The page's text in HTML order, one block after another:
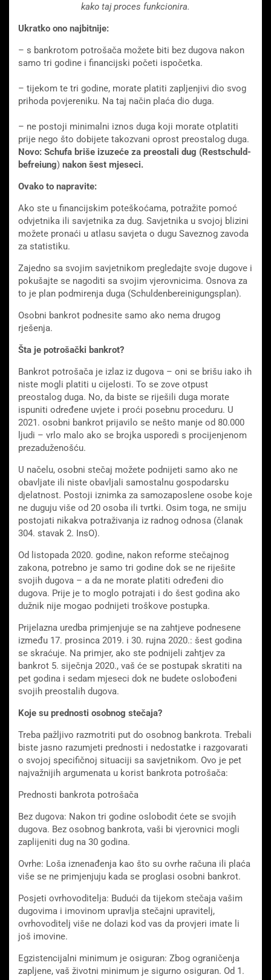
kako taj proces funkcionira.
Ukratko ono najbitnije:
– s bankrotom potrošača možete biti bez dugova nakon
samo tri godine i financijski početi ispočetka.
– tijekom te tri godine, morate platiti zapljenjivi dio svog
prihoda povjereniku. Na taj način plaća dio duga.
– ne postoji minimalni iznos duga koji morate otplatiti
prije nego što dobijete takozvani oprost preostalog duga.
Novo: Schufa briše izuzeće za preostali dug (Rest­schuld­
befreiung) nakon šest mjeseci.
Ovako to napravite:
Ako ste u financijskim poteškoćama, potražite pomoć
odvjetnika ili savjetnika za dug. Savjetnika u svojoj blizini
možete pronaći u atlasu savjeta o dugu Saveznog zavoda
za statistiku.
Zajedno sa svojim savjetnikom pregledajte svoje dugove i
pokušajte se nagoditi sa svojim vjerovnicima. Osnova za
to je plan podmirenja duga (Schuldenbereinigungsplan).
Osobni bankrot podnesite samo ako nema drugog
rješenja.
Šta je potrošački bankrot?
Bankrot potrošača je izlaz iz dugova – oni se brišu iako ih
niste mogli platiti u cijelosti. To se zove otpust
preostalog duga. No, da biste se riješili duga morate
ispuniti određene uvjete i proći posebnu proceduru. U
2021. osobni bankrot prijavilo se nešto manje od 80.000
ljudi – vrlo malo ako se brojka usporedi s procijenjenom
prezaduženošću.
U načelu, osobni stečaj možete podnijeti samo ako ne
obavljate ili niste obavljali samostalnu gospodarsku
djelatnost. Postoji iznimka za samozaposlene osobe koje
ne duguju više od 20 osoba ili tvrtki. Osim toga, ne smiju
postojati nikakva potraživanja iz radnog odnosa (članak
304. stavak 2. InsO).
Od listopada 2020. godine, nakon reforme stečajnog
zakona, potrebno je samo tri godine dok se ne riješite
svojih dugova – a da ne morate platiti određeni dio
dugova. Prije je to moglo potrajati i do šest godina ako
dužnik nije mogao podnijeti troškove postupka.
Prijelazna uredba primjenjuje se na zahtjeve podnesene
između 17. prosinca 2019. i 30. rujna 2020.: šest godina
se skraćuje. Na primjer, ako ste podnijeli zahtjev za
bankrot 5. siječnja 2020., vaš će se postupak skratiti na
pet godina i sedam mjeseci dok ne budete oslobođeni
svojih preostalih dugova.
Koje su prednosti osobnog stečaja?
Treba pažljivo razmotriti put do osobnog bankrota. Trebali
biste jasno razumjeti prednosti i nedostatke i razgovarati
o svojoj specifičnoj situaciji sa savjetnikom. Ovo je pet
najvažnijih argumenata u korist bankrota potrošača:
Prednosti bankrota potrošača
Bez dugova: Nakon tri godine oslobodit ćete se svojih
dugova. Bez osobnog bankrota, vaši bi vjerovnici mogli
zaplijeniti dug na 30 godina.
Ovrhe: Loša iznenađenja kao što su ovrhe računa ili plaća
više se ne primjenjuju kada se proglasi osobni bankrot.
Posjeti ovrhovoditelja: Budući da tijekom stečaja vašim
dugovima i imovinom upravlja stečajni upravitelj,
ovrhovoditelj više ne dolazi kod vas da provjeri imate li
još imovine.
Egzistencijalni minimum je osiguran: Zbog ograničenja
zapljene, vaš životni minimum je sigurno osiguran. Od 1.